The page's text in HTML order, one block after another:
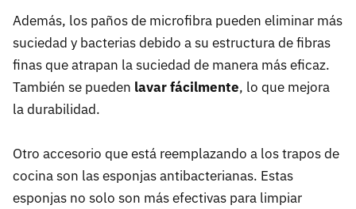
Además, los paños de microfibra pueden eliminar más
suciedad y bacterias debido a su estructura de fibras
finas que atrapan la suciedad de manera más eficaz.
También se pueden lavar fácilmente, lo que mejora
la durabilidad.
Otro accesorio que está reemplazando a los trapos de
cocina son las esponjas antibacterianas. Estas
esponjas no solo son más efectivas para limpiar